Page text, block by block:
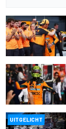
UITGELICHT